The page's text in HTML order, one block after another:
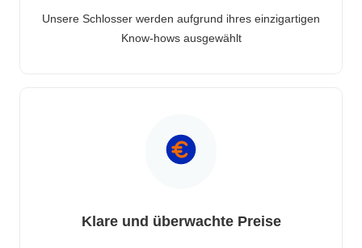
Unsere Schlosser werden aufgrund ihres einzigartigen
Know-hows ausgewählt
Klare und überwachte Preise